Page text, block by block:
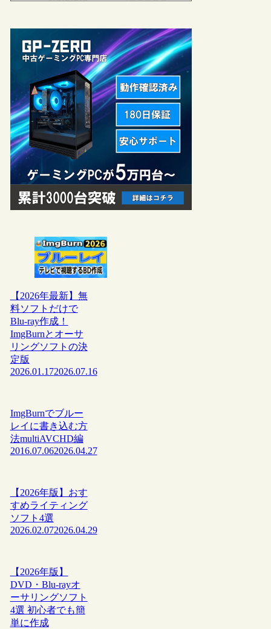
【2026年最新】無
料ソフトだけで
Blu-ray作成！
ImgBurnとオーサ
リングソフトの決
定版
2026.01.172026.07.16
ImgBurnでブルー
レイに書き込む方
法multiAVCHD編
2016.07.062026.04.27
【2026年版】おす
すめライティング
ソフト4選
2026.02.072026.04.29
【2026年版】
DVD・Blu-rayオ
ーサリングソフト
4選 初心者でも簡
単に作成